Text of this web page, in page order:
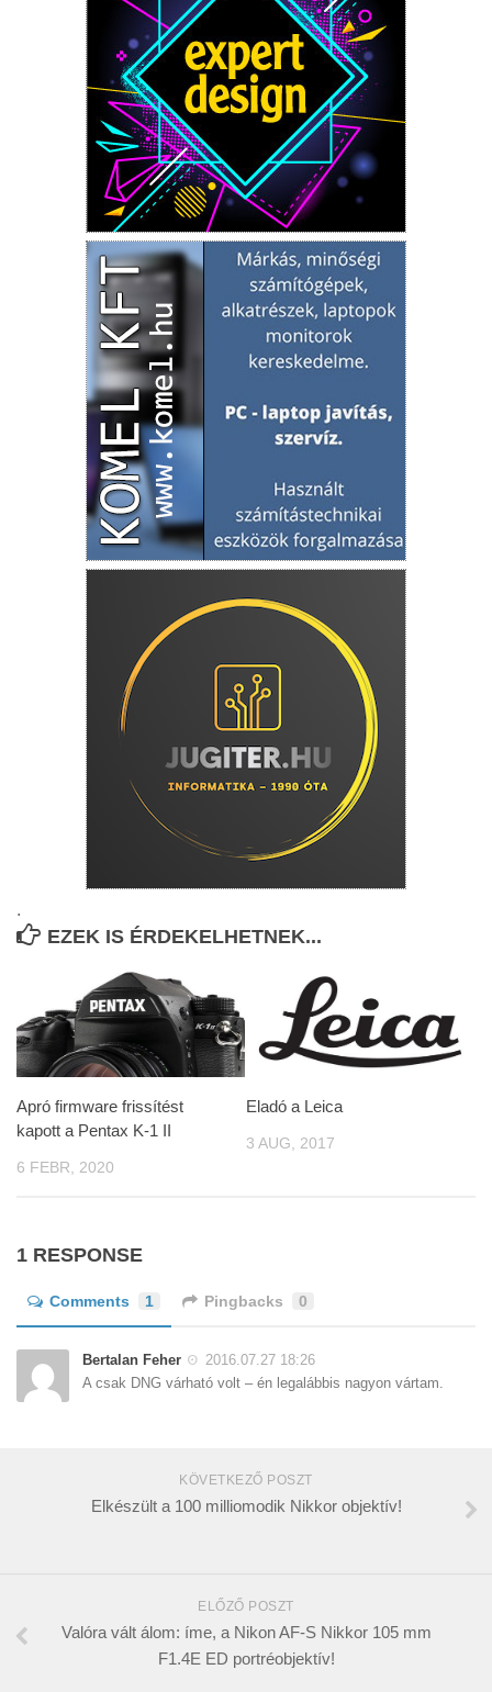
.
EZEK IS ÉRDEKELHETNEK...
Apró firmware frissítést
kapott a Pentax K-1 II
6 FEBR, 2020
Eladó a Leica
3 AUG, 2017
1 RESPONSE
Comments 1 Pingbacks 0
Bertalan Feher
2016.07.27 18:26
A csak DNG várható volt – én legalábbis nagyon vártam.
KÖVETKEZŐ POSZT
Elkészült a 100 milliomodik Nikkor objektív!
ELŐZŐ POSZT
Valóra vált álom: íme, a Nikon AF-S Nikkor 105 mm
F1.4E ED portréobjektív!